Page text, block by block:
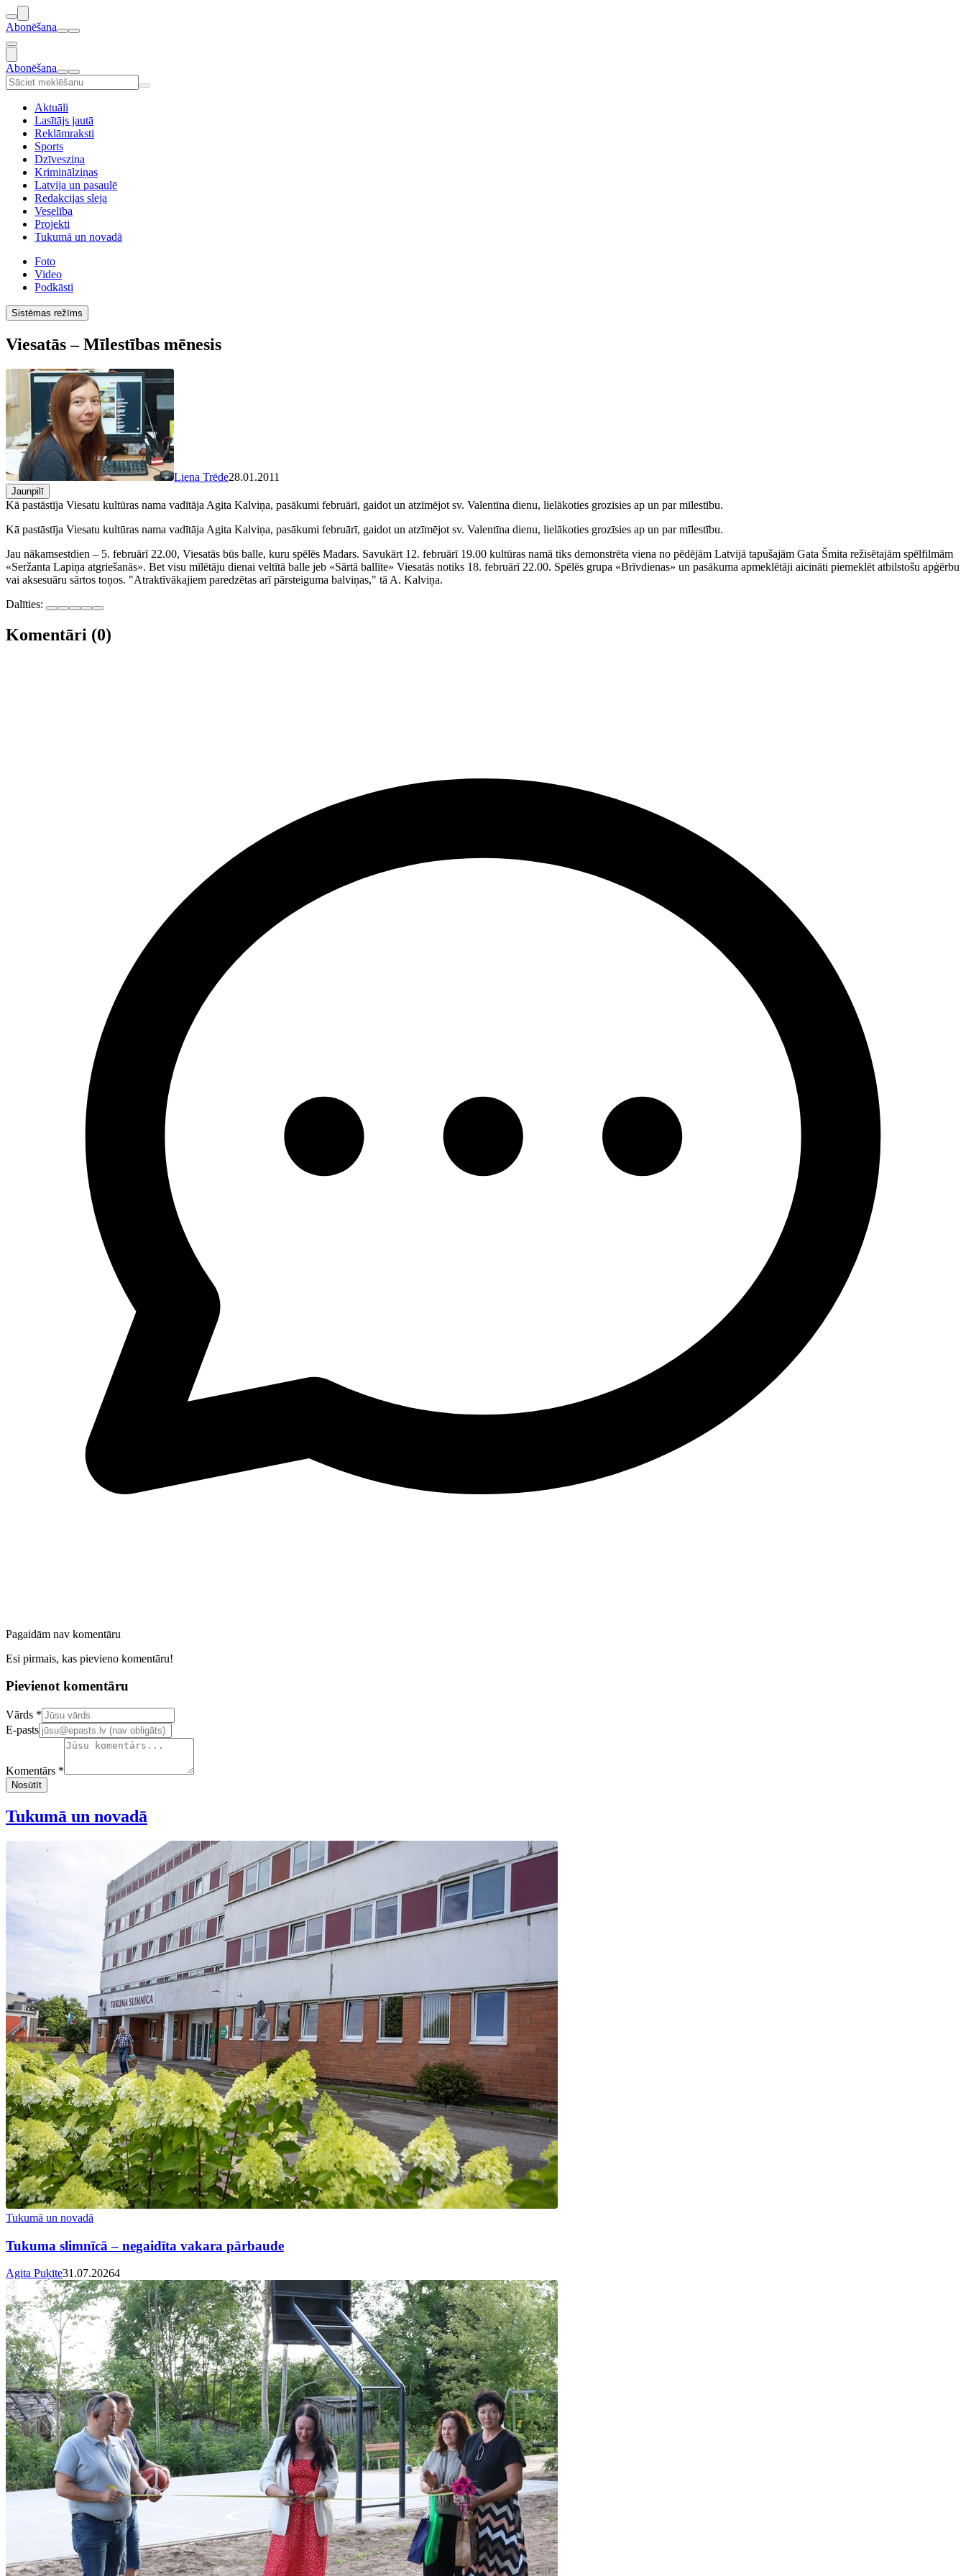
Abonēšana
Abonēšana
Aktuāli
Lasītājs jautā
Reklāmraksti
Sports
Dzīvesziņa
Kriminālziņas
Latvija un pasaulē
Redakcijas sleja
Veselība
Projekti
Tukumā un novadā
Foto
Video
Podkāsti
Sistēmas režīms
Viesatās – Mīlestības mēnesis
Liena Trēde28.01.2011
Jaunpilī
Kā pastāstīja Viesatu kultūras nama vadītāja Agita Kalviņa, pasākumi februārī, gaidot un atzīmējot sv. Valentīna dienu, lielākoties grozīsies ap un par mīlestību.
Kā pastāstīja Viesatu kultūras nama vadītāja Agita Kalviņa, pasākumi februārī, gaidot un atzīmējot sv. Valentīna dienu, lielākoties grozīsies ap un par mīlestību.
Jau nākamsestdien – 5. februārī 22.00, Viesatās būs balle, kuru spēlēs Madars. Savukārt 12. februārī 19.00 kultūras namā tiks demonstrēta viena no pēdējām Latvijā tapušajām Gata Šmita režisētajām spēlfilmām
«Seržanta Lapiņa atgriešanās». Bet visu mīlētāju dienai veltītā balle jeb «Sārtā ballīte» Viesatās notiks 18. februārī 22.00. Spēlēs grupa «Brīvdienas» un pasākuma apmeklētāji aicināti piemeklēt atbilstošu apģērbu
vai aksesuāru sārtos toņos. "Atraktīvākajiem paredzētas arī pārsteiguma balviņas," tā A. Kalviņa.
Dalīties:
Komentāri (0)
Pagaidām nav komentāru
Esi pirmais, kas pievieno komentāru!
Pievienot komentāru
Confirm your email address
Vārds *
E-pasts
Komentārs *
Nosūtīt
Tukumā un novadā
Tukumā un novadā
Tukuma slimnīcā – negaidīta vakara pārbaude
Agita Puķīte31.07.20264